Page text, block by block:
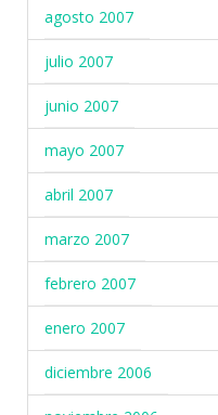
agosto 2007
julio 2007
junio 2007
mayo 2007
abril 2007
marzo 2007
febrero 2007
enero 2007
diciembre 2006